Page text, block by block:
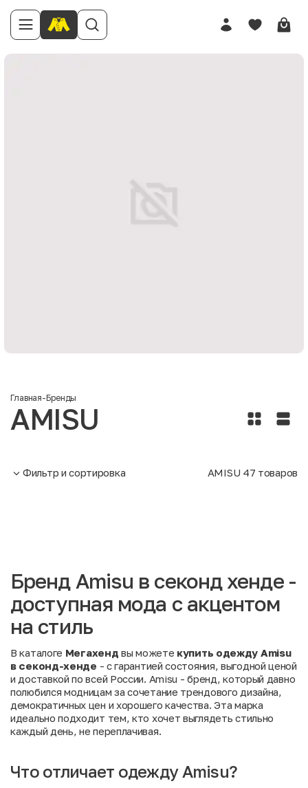
Главная-Бренды
AMISU
Фильтр и сортировка AMISU 47 товаров
Бренд Amisu в секонд хенде -
доступная мода с акцентом
на стиль
В каталоге Мегахендвы можете купить одежду Amisu
в секонд-хенде - с гарантией состояния, выгодной ценой
и доставкой по всей России. Amisu - бренд, который давно
полюбился модницам за сочетание трендового дизайна,
демократичных цен и хорошего качества. Эта марка
идеально подходит тем, кто хочет выглядеть стильно
каждый день, не переплачивая.
Что отличает одежду Amisu?